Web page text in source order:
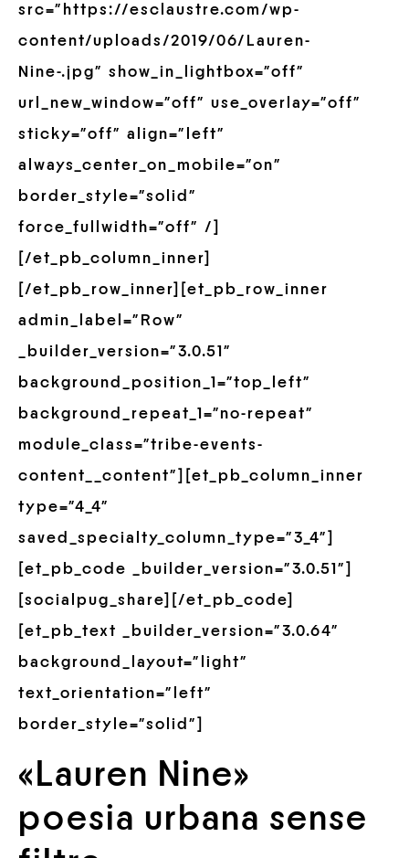
src=”https://esclaustre.com/wp-
content/uploads/2019/06/Lauren-
Nine-.jpg” show_in_lightbox=”off”
url_new_window=”off” use_overlay=”off”
sticky=”off” align=”left”
always_center_on_mobile=”on”
border_style=”solid”
force_fullwidth=”off” /]
[/et_pb_column_inner]
[/et_pb_row_inner][et_pb_row_inner
admin_label=”Row”
_builder_version=”3.0.51″
background_position_1=”top_left”
background_repeat_1=”no-repeat”
module_class=”tribe-events-
content__content”][et_pb_column_inner
type=”4_4″
saved_specialty_column_type=”3_4″]
[et_pb_code _builder_version=”3.0.51″]
[socialpug_share][/et_pb_code]
[et_pb_text _builder_version=”3.0.64″
background_layout=”light”
text_orientation=”left”
border_style=”solid”]
«Lauren Nine»
poesia urbana sense